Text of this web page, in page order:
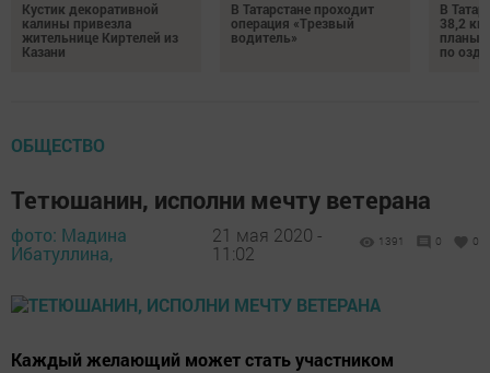
Кустик декоративной
калины привезла
жительнице Киртелей из
Казани
В Татарстане проходит
операция «Трезвый
водитель»
В
38,2 км
планы
по
ОБЩЕСТВО
Тетюшанин, исполни мечту ветерана
фото: Мадина
Ибатуллина,
21 мая 2020 -
11:02
1391 0 0
Каждый желающий может стать участником